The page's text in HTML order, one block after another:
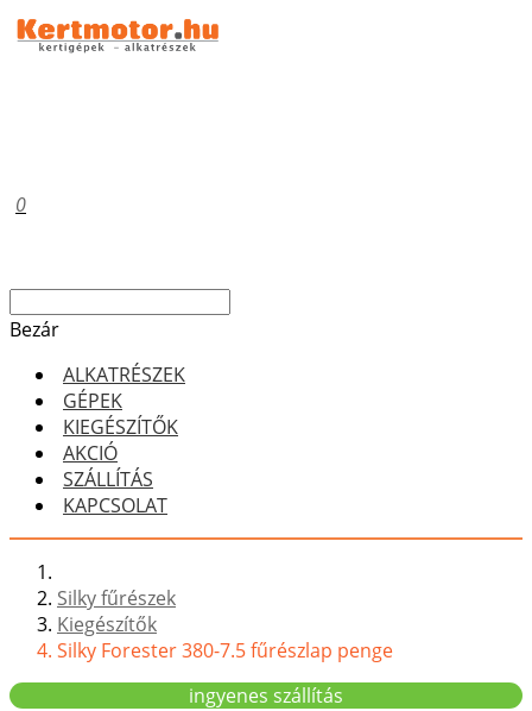
0
Bezár
ALKATRÉSZEK
GÉPEK
KIEGÉSZÍTŐK
AKCIÓ
SZÁLLÍTÁS
KAPCSOLAT
Silky fűrészek
Kiegészítők
Silky Forester 380-7.5 fűrészlap penge
ingyenes szállítás